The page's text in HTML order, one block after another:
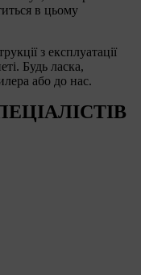
в цьому
з експлуатації
Будь ласка,
або до нас.